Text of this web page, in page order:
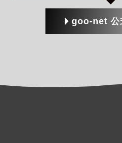
goo-net 公